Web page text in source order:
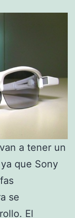
a tener un
que Sony
se
El